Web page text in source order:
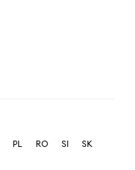
PL RO SI
SK